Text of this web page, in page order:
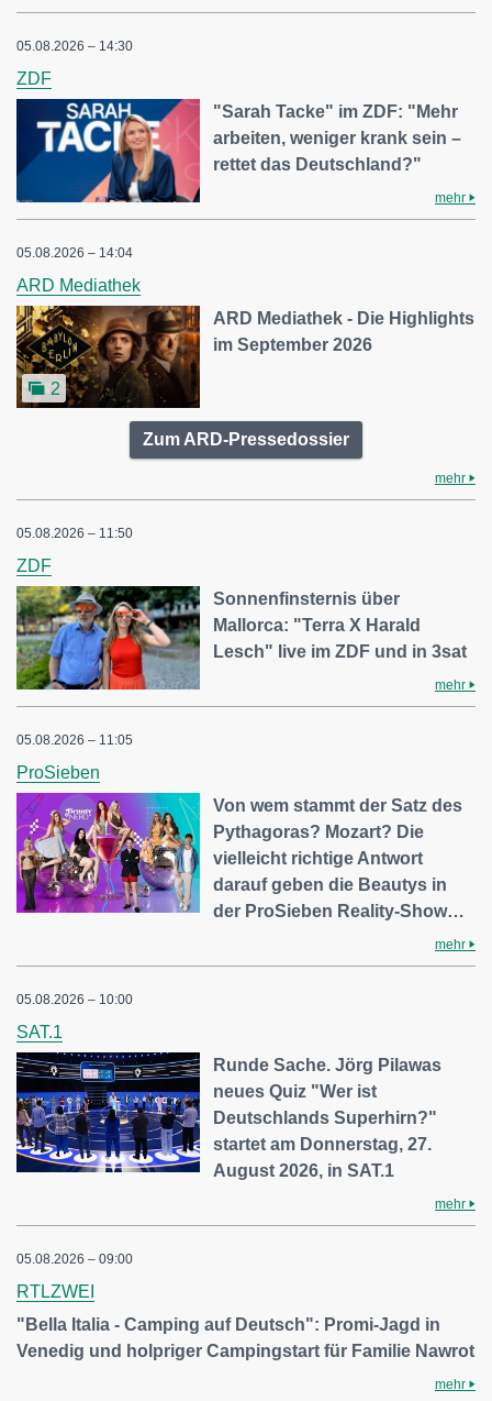
05.08.2026 – 14:30
ZDF
"Sarah Tacke" im ZDF: "Mehr
arbeiten, weniger krank sein –
rettet das Deutschland?"
mehr
05.08.2026 – 14:04
ARD Mediathek
2
ARD Mediathek - Die Highlights
im September 2026
Zum ARD-Pressedossier
mehr
05.08.2026 – 11:50
ZDF
Sonnenfinsternis über
Mallorca: "Terra X Harald
Lesch" live im ZDF und in 3sat
mehr
05.08.2026 – 11:05
ProSieben
Von wem stammt der Satz des
Pythagoras? Mozart? Die
vielleicht richtige Antwort
darauf geben die Beautys in
der ProSieben Reality-Show…
mehr
05.08.2026 – 10:00
SAT.1
Runde Sache. Jörg Pilawas
neues Quiz "Wer ist
Deutschlands Superhirn?"
startet am Donnerstag, 27.
August 2026, in SAT.1
mehr
05.08.2026 – 09:00
RTLZWEI
"Bella Italia - Camping auf Deutsch": Promi-Jagd in
Venedig und holpriger Campingstart für Familie Nawrot
mehr